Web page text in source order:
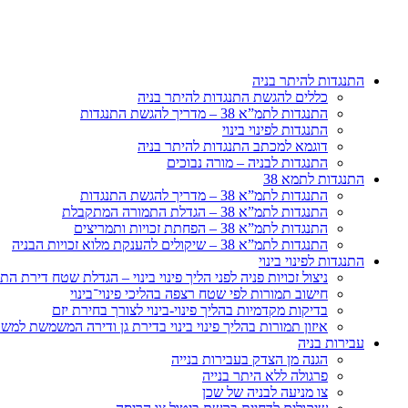
התנגדות להיתר בניה
כללים להגשת התנגדות להיתר בניה
התנגדות לתמ”א 38 – מדריך להגשת התנגדות
התנגדות לפינוי בינוי
דוגמא למכתב התנגדות להיתר בניה
התנגדות לבניה – מורה נבוכים
התנגדות לתמא 38
התנגדות לתמ”א 38 – מדריך להגשת התנגדות
התנגדות לתמ”א 38 – הגדלת התמורה המתקבלת
התנגדות לתמ”א 38 – הפחתת זכויות ותמריצים
התנגדות לתמ”א 38 – שיקולים להענקת מלוא זכויות הבניה
התנגדות לפינוי בינוי
ניצול זכויות פניה לפני הליך פינוי בינוי – הגדלת שטח
חישוב תמורות לפי שטח רצפה בהליכי פינוי־בינוי
בדיקות מקדמיות בהליך פינוי-בינוי לצורך בחירת יזם
איזון תמורות בהליך פינוי בינוי בדירת גן ודירה המשמשת
עבירות בניה
הגנה מן הצדק בעבירות בנייה
פרגולה ללא היתר בנייה
צו מניעה לבניה של שכן